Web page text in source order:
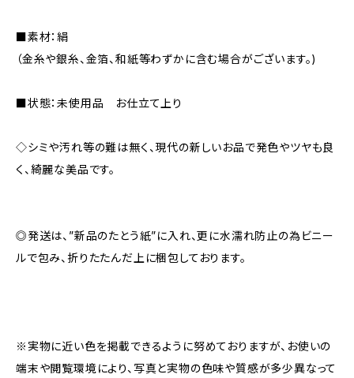
■素材：絹
（金糸や銀糸、金箔、和紙等わずかに含む場合がございます。)
■状態：未使用品 お仕立て上り
◇シミや汚れ等の難は無く、現代の新しいお品で発色やツヤも良
く、綺麗な美品です。
◎発送は、”新品のたとう紙”に入れ、更に水濡れ防止の為ビニー
ルで包み、折りたたんだ上に梱包しております。
※実物に近い色を掲載できるように努めておりますが、お使いの
端末や閲覧環境により、写真と実物の色味や質感が多少異なって